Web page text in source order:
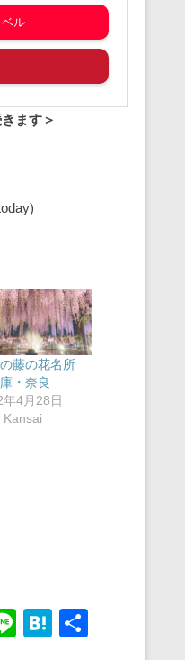
ル
ます＞
藤の花名所
・奈良
4月28日
Kansai
Li
H